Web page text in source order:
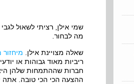
שמי אילן, רציתי לשאול
מה לבחור.
שאלה מצויינת אילן.
ריביות מאוד גבוהות או
חברות שההתמחות שלהן
ההצעה הכי הכי טובה. אתה